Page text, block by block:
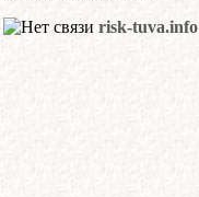
risk-tuva.info